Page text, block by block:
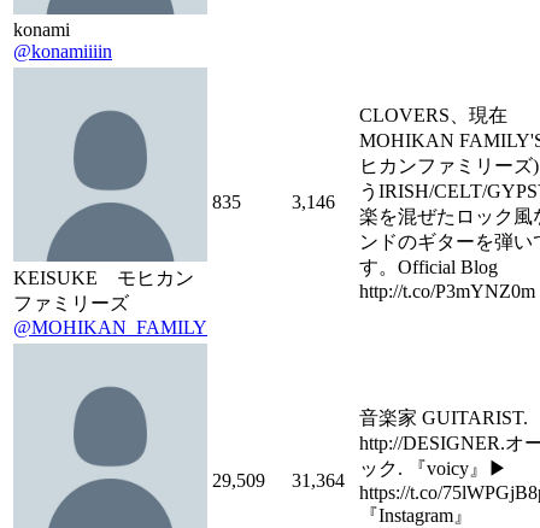
konami
@konamiiiin
KEISUKE モヒカン
ファミリーズ
@MOHIKAN_FAMILY
835 3,146
CLOVERS、現在
MOHIKAN
ヒカンファミリーズ
うIRISH/CELT/
楽を混ぜたロック風
ンドのギターを弾い
す。Official Blog
http://t.co/P3mYNZ0m
29,509 31,364
音楽家 GUITARIST.
http://DESIGNER.オ
ック. 『voicy』▶︎
https://t.co/
『Instagram』